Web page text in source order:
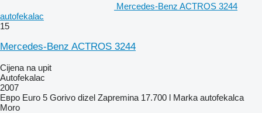
Mercedes-Benz ACTROS 3244
autofekalac
15
Mercedes-Benz ACTROS 3244
Cijena na upit
Autofekalac
2007
Евро Euro 5 Gorivo dizel Zapremina 17.700 l Marka autofekalca
Moro